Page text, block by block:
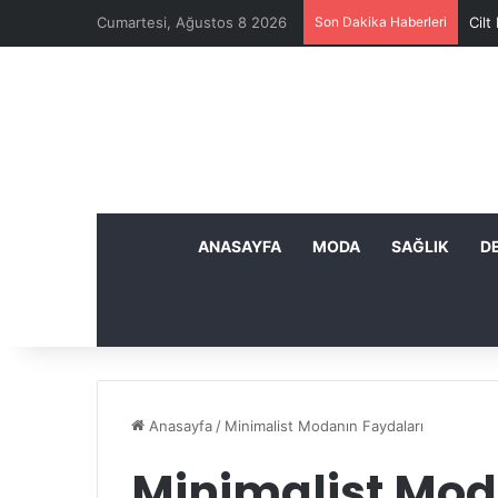
Cumartesi, Ağustos 8 2026 Son Dakika Haberleri Cilt
ANASAYFA MODA SAĞLIK
Anasayfa / Minimalist Modanın Faydaları